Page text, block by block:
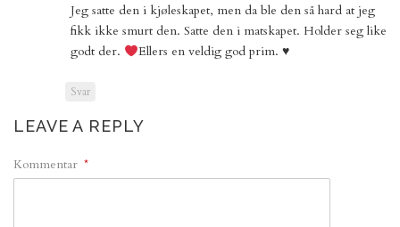
Jeg satte den i kjøleskapet, men da ble den så hard at jeg
fikk ikke smurt den. Satte den i matskapet. Holder seg like
godt der.
Ellers en veldig god prim. ♥️
Svar
LEAVE A REPLY
Kommentar *